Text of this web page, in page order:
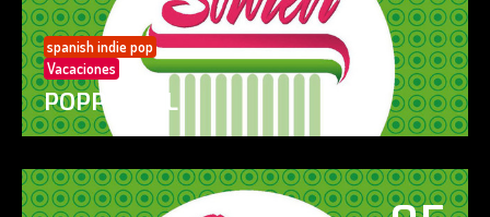
spanish indie pop
Vacaciones
POPPY GIRL